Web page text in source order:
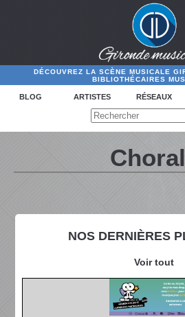
DÉCOUVREZ LA SCÈNE MUSICALE
BIBLIOTHÉCAIRES
BLOG ARTISTES RÉSEAUX
NOS DERNIÈRES
Voir tout